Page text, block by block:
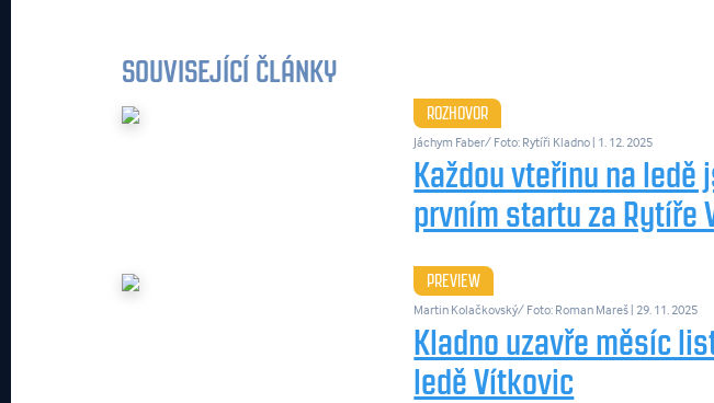
SOUVISEJÍCÍ ČLÁNKY
ROZHOVOR
Jáchym Faber/ Foto: Rytíři Kladno | 1. 12. 2025
Každou vteřinu na
prvním startu za Rytíře
PREVIEW
Martin Kolačkovský/ Foto: Roman Mareš | 29. 11. 2025
Kladno uzavře měsíc
ledě Vítkovic